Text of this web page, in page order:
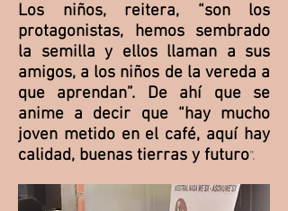
Los niños, reitera, “son los
protagonistas, hemos sembrado
la semilla y ellos llaman a sus
amigos, a los niños de la vereda a
que aprendan”. De ahí que se
anime a decir que “hay mucho
joven metido en el café, aquí hay
calidad, buenas tierras y futuro”.